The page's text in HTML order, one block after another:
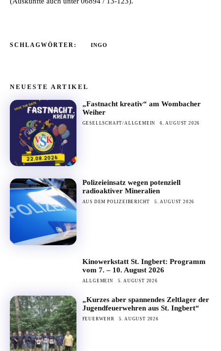
SCHLAGWÖRTER: INGO
NEUESTE ARTIKEL
„Fastnacht kreativ“ am Wombacher
Weiher
GESELLSCHAFT/ALLGEMEIN 6. AUGUST 2026
Polizeieinsatz wegen potenziell
radioaktiver Mineralien
AUS DEM POLIZEIBERICHT 5. AUGUST 2026
Kinowerkstatt St. Ingbert: Programm
vom 7. – 10. August 2026
ALLGEMEIN 5. AUGUST 2026
„Kurzes aber spannendes Zeltlager der
Jugendfeuerwehren aus St. Ingbert“
FEUERWEHR 5. AUGUST 2026